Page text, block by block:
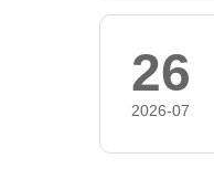
26
2026-07